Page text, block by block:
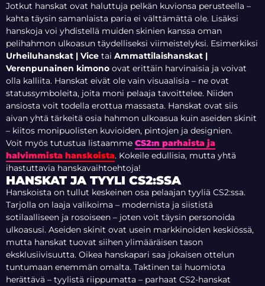
Jotkut hanskat ovat haluttuja pelkän kuvionsa perusteella –
kahta täysin samanlaista paria ei välttämättä ole. Lisäksi
hanskoja voi yhdistellä muiden skinien kanssa oman
pelihahmon ulkoasun täydelliseksi viimeistelyksi. Esimerkiksi
Urheiluhanskat | Vice tai Ammattilaishanskat |
Verenpunainen kimono ovat erittäin harvinaisia ja voivat
olla kalliita. Hanskat eivät ole vain visuaalisia – ne ovat
statussymboleita, joita moni pelaaja tavoittelee. Niiden
ansiosta voit todella erottua massasta. Hanskat ovat siis
aivan yhtä tärkeitä osia hahmon ulkoasua kuin aseiden skinit
– kiitos monipuolisten kuvioiden, pintojen ja designien.
Voit myös tutustua listaamme CS2:n parhaista ja
halvimmista hanskoista. Kokeile edullisia, mutta yhtä
ihastuttavia hanskavaihtoehtoja!
HANSKAT JA TYYLI CS2:SSA
Hanskoista on tullut keskeinen osa pelaajan tyyliä CS2:ssa.
Tarjolla on laaja valikoima – modernista ja siististä
sotilaalliseen ja rosoiseen – joten voit täysin personoida
ulkoasusi. Aseiden skinit ovat usein markkinoiden keskiössä,
mutta hanskat tuovat siihen ylimääräisen tason
eksklusiivisuutta. Oikea hanskapari saa jokaisen ottelun
tuntumaan enemmän omalta. Taktinen tai huomiota
herättävä – tyylistä riippumatta – parhaat CS2-hanskat